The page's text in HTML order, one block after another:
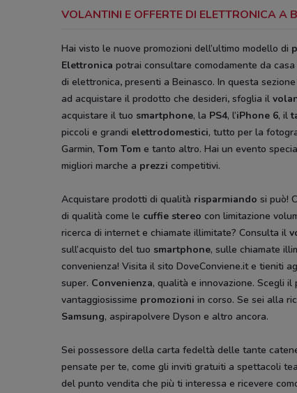
VOLANTINI E OFFERTE DI ELETTRONICA A
Hai visto le nuove promozioni dell’ultimo modello di
Elettronica potrai consultare comodamente da
di elettronica, presenti a Beinasco. In questa
ad acquistare il prodotto che desideri, sfoglia il
acquistare il tuo smartphone, la PS4, l’iPhone 6, il
piccoli e grandi elettrodomestici, tutto per la
Garmin, Tom Tom e tanto altro. Hai un evento
migliori marche a prezzi competitivi.
Acquistare prodotti di qualità risparmiando si può!
di qualità come le cuffie stereo con limitazione
ricerca di internet e chiamate illimitate? Consulta il
sull’acquisto del tuo smartphone, sulle chiamate
convenienza! Visita il sito DoveConviene.it e tieniti
super. Convenienza, qualità e innovazione. Scegli
vantaggiosissime promozioni in corso. Se sei alla
Samsung, aspirapolvere Dyson e altro ancora.
Sei possessore della carta fedeltà delle tante
pensate per te, come gli inviti gratuiti a spettacoli
del punto vendita che più ti interessa e ricevere